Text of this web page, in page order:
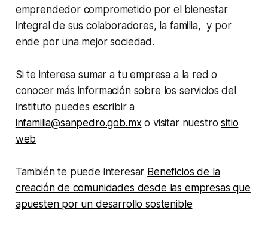
emprendedor comprometido por el bienestar
integral de sus colaboradores, la familia, y por
ende por una mejor sociedad.
Si te interesa sumar a tu empresa a la red o
conocer más información sobre los servicios del
instituto puedes escribir a
infamilia@sanpedro.gob.mxo visitar nuestrositio
web
También te puede interesar Beneficios de la
creación de comunidades desde las empresas que
apuesten por un desarrollo sostenible